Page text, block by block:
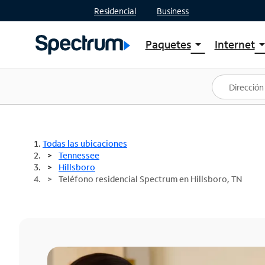
Residencial Business
Paquetesarrow_drop_down
Ver paquetes
Spectrum One
Mejores ofertas
Internetarrow_drop_down
Planes
Todas las ubicaciones
Tennessee
Hillsboro
Teléfono residencial Spectrum en Hillsboro, TN